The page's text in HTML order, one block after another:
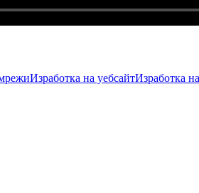
Изработка на уебсайтИзработка